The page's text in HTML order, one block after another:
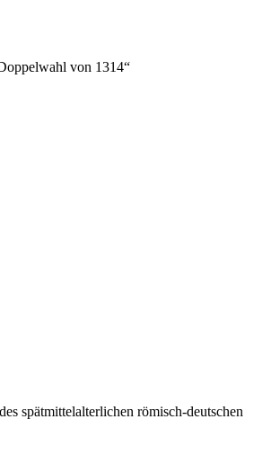
von 1314“
spätmittelalterlichen römisch-deutschen